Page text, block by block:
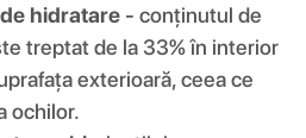
hidratare - conținutul de
treptat de la 33% în interior
exterioară, ceea ce
ochilor.